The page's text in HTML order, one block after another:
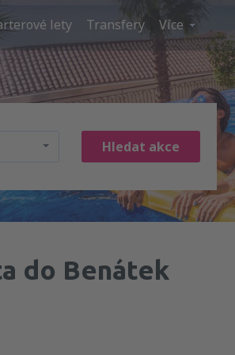
lety Transfery Více
Hledat akce
do Benátek